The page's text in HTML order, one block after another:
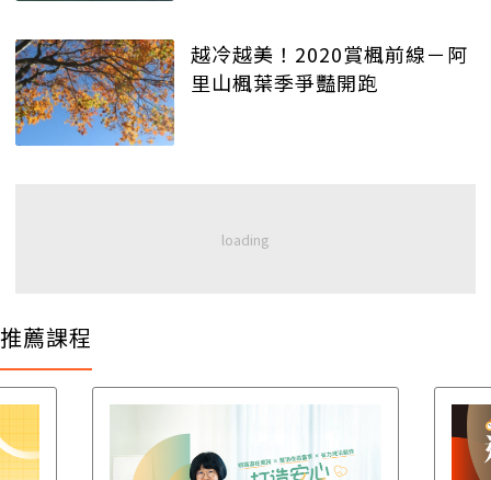
越冷越美！2020賞楓前線－阿
里山楓葉季爭豔開跑
推薦課程